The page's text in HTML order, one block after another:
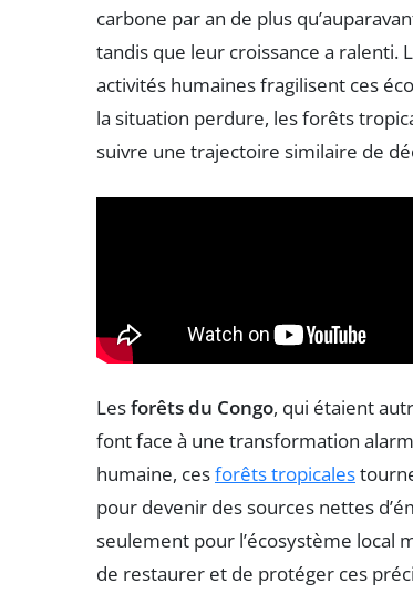
carbone par an de plus
tandis que leur croissance a ralenti.
activités humaines fragilisent ces
la situation perdure, les forêts
suivre une trajectoire similaire de
Lesforêts du Congo, qui étaient
font face à une transformation
humaine, cesforêts tropicales
pour devenir des sources nettes
seulement pour l’écosystème local
de restaurer et de protéger ces